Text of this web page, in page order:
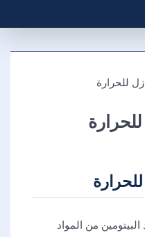
للحرارة
البيتومين من المواد